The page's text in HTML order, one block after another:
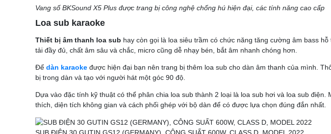
Vang số BKSound X5 Plus được trang bị công nghệ chống hú hiện đại, các tính năng cao cấp
Loa sub karaoke
Thiết bị âm thanh loa sub hay còn gọi là loa siêu trầm có chức năng tăng cường âm bass
tải đầy đủ, chất âm sâu và chắc, micro cũng dễ nhạy bén, bắt âm nhanh chóng hơn.
Để dàn karaoke được hiện đại bạn nên trang bị thêm loa sub cho dàn âm thanh của mình.
bị trong dàn và tạo với người hát một góc 90 độ.
Dựa vào đặc tính kỹ thuật có thể phân chia loa sub thành 2 loại là loa sub hơi và loa sub
thích, diện tích không gian và cách phối ghép với bộ dàn để có được lựa chọn đúng đắn nhất.